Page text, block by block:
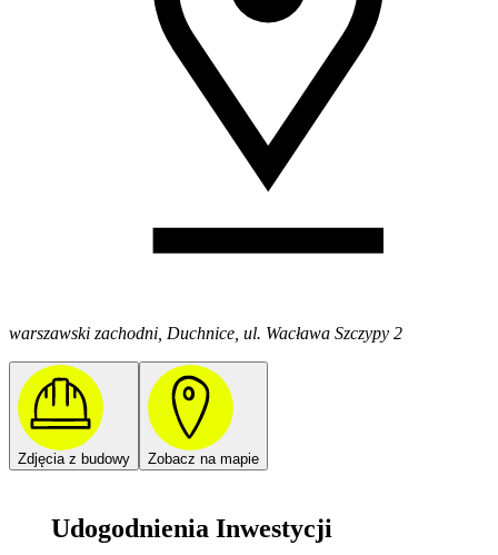
warszawski zachodni, Duchnice, ul. Wacława Szczypy 2
Zdjęcia z budowy Zobacz na mapie
Udogodnienia Inwestycji